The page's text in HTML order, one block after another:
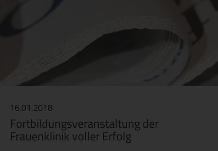
16.01.2018
Fortbildungsveranstaltung der
Frauenklinik voller Erfolg